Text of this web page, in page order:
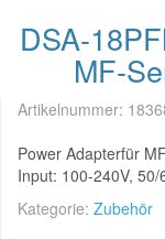
DSA-
MF-
Artikelnummer:
Power Adapterfür
Input: 100-240V,
Kategorie: Zubehör